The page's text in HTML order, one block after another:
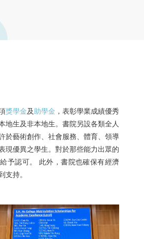
獎學金及助學金 ，表彰學業成績優秀
地生及非本地生。書院另設各類全人
於藝術創作、社會服務、體育、領導
現優異之學生。對於那些能力出眾的
予認可。 此外，書院也確保有經濟
支持。